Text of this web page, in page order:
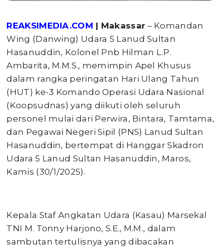
REAKSIMEDIA.COM | Makassar – Komandan
Wing (Danwing) Udara 5 Lanud Sultan
Hasanuddin, Kolonel Pnb Hilman L.P.
Ambarita, M.M.S., memimpin Apel Khusus
dalam rangka peringatan Hari Ulang Tahun
(HUT) ke-3 Komando Operasi Udara Nasional
(Koopsudnas) yang diikuti oleh seluruh
personel mulai dari Perwira, Bintara, Tamtama,
dan Pegawai Negeri Sipil (PNS) Lanud Sultan
Hasanuddin, bertempat di Hanggar Skadron
Udara 5 Lanud Sultan Hasanuddin, Maros,
Kamis (30/1/2025).
Kepala Staf Angkatan Udara (Kasau) Marsekal
TNI M. Tonny Harjono, S.E., M.M., dalam
sambutan tertulisnya yang dibacakan